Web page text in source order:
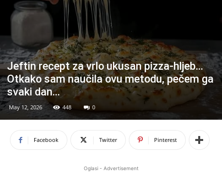
Jeftin recept za vrlo ukusan pizza-hljeb…
Otkako sam naučila ovu metodu, pečem ga
svaki dan…
May 12, 2026 448 0
Facebook Twitter Pinterest
Oglasi - Advertisement